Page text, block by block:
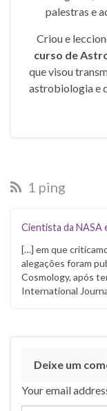
palestras e
Criou e
curso de
que visou
astrobiologia e
1 ping
Cientista da NASA
[…] em que
alegações foram
Cosmology, após
International
Deixe um
Your email